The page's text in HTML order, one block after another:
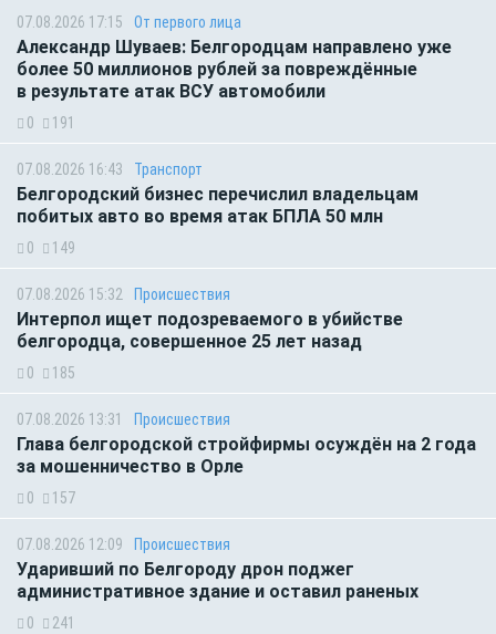
07.08.2026 17:15 От первого лица
Александр Шуваев: Белгородцам направлено уже
более 50 миллионов рублей за повреждённые
в результате атак ВСУ автомобили
0 191
07.08.2026 16:43 Транспорт
Белгородский бизнес перечислил владельцам
побитых авто во время атак БПЛА 50 млн
0 149
07.08.2026 15:32 Происшествия
Интерпол ищет подозреваемого в убийстве
белгородца, совершенное 25 лет назад
0 185
07.08.2026 13:31 Происшествия
Глава белгородской стройфирмы осуждён на 2 года
за мошенничество в Орле
0 157
07.08.2026 12:09 Происшествия
Ударивший по Белгороду дрон поджег
административное здание и оставил раненых
0 241